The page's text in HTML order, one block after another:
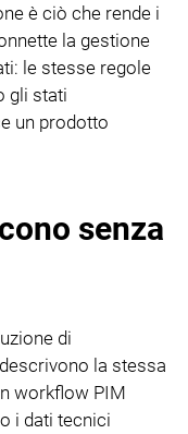
è ciò che rende i
la gestione
le stesse regole
gli stati
un prodotto
senza
di
la stessa
workflow PIM
i dati tecnici